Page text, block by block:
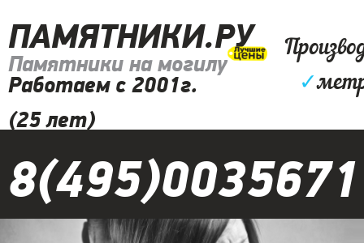
ПАМЯТНИКИ.РУ
Памятники на могилу
Работаем с 2001г.
(25 лет)
✓
8(495)0035671